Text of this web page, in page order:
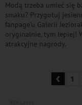
Modą trzeba umieć się
smaku? Przygotuj
fanpage'u Galerii
oryginalnie, tym lepiej!
atrakcyjne nagrody.
‹ 1